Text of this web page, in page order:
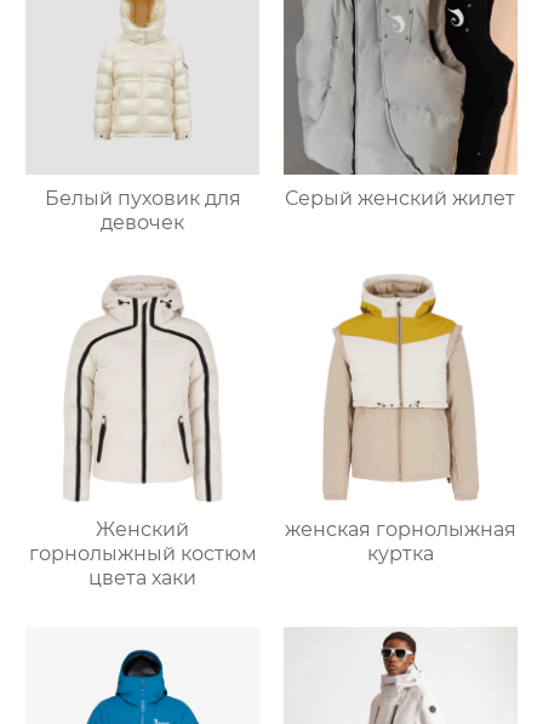
Белый пуховик для
девочек
Серый женский жилет
Женский
горнолыжный костюм
цвета хаки
женская горнолыжная
куртка